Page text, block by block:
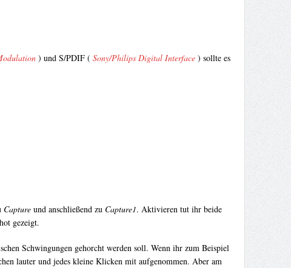
) und S/PDIF ( Sony/Philips Digital Interface ) sollte es
Captureund anschließend zu Capture1. Aktivieren tut ihr beide
gezeigt.
Schwingungen gehorcht werden soll. Wenn ihr zum Beispiel
lauter und jedes kleine Klicken mit aufgenommen. Aber am